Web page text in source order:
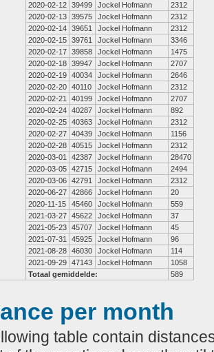
2020-02-12 39499 Jockel Hofmann
2312
2020-02-13 39575 Jockel Hofmann
2312
2020-02-14 39651 Jockel Hofmann
2312
2020-02-15 39761 Jockel Hofmann
3346
2020-02-17 39858 Jockel Hofmann
1475
2020-02-18 39947 Jockel Hofmann
2707
2020-02-19 40034 Jockel Hofmann
2646
2020-02-20 40110 Jockel Hofmann
2312
2020-02-21
40199 Jockel Hofmann
2707
2020-02-24 40287 Jockel Hofmann
892
2020-02-25 40363 Jockel Hofmann
2312
2020-02-27 40439 Jockel Hofmann
1156
2020-02-28 40515 Jockel Hofmann
2312
2020-03-01
42387 Jockel Hofmann
28470
2020-03-05 42715 Jockel Hofmann
2494
2020-03-06 42791 Jockel Hofmann
2312
2020-06-27 42866 Jockel Hofmann
20
2020-11-15
45460 Jockel Hofmann
559
2021-03-27 45622 Jockel Hofmann
37
2021-05-23 45707 Jockel Hofmann
45
2021-07-31
45925 Jockel Hofmann
96
2021-08-28 46030 Jockel Hofmann
114
2021-09-29 47143 Jockel Hofmann
1058
Totaal gemiddelde:
589
per month
table contain